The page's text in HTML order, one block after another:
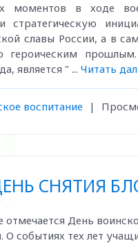
моментов в ходе
стратегическую
славы России, а в
героическим
является " ... Читать
воспитание |
СНЯТИЯ
отмечается День
событиях тех лет